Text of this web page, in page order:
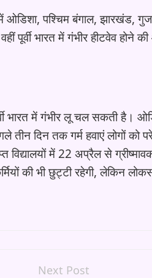
में ओडिशा, पश्चिम बंगाल, झारखंड,
पूर्वी भारत में गंभीर हीटवेव
भारत में गंभीर लू चल सकती है।
दिन तक गर्म हवाएं लोगों को
विद्यालयों में 22 अप्रैल से
की भी छुट्टी रहेगी, लेकिन
Next Post